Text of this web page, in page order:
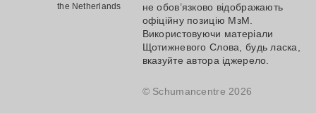
the Netherlands
не обов’язково відображають
офіційну позицію МзМ.
Використовуючи матеріали
Щотижневого Слова, будь ласка,
вказуйте автора іджерело.
© Schumancentre 2026